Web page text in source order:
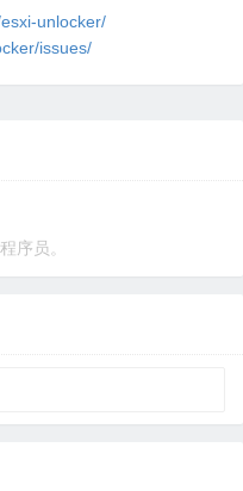
unlocker/
issues/
序员。